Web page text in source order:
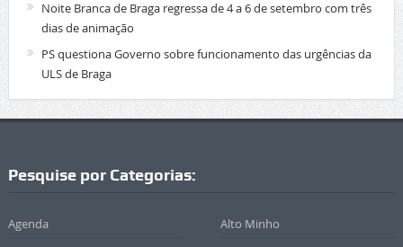
Noite Branca de Braga regressa de 4 a 6 de setembro com três
dias de animação
PS questiona Governo sobre funcionamento das urgências da
ULS de Braga
Pesquise por Categorias:
Agenda Alto Minho